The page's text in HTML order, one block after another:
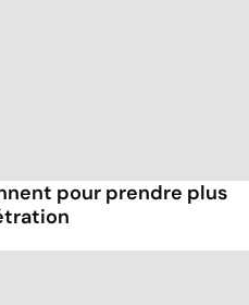
pour prendre plus